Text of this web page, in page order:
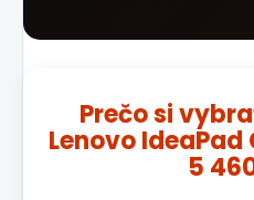
Prečo si
Lenovo IdeaPad
5